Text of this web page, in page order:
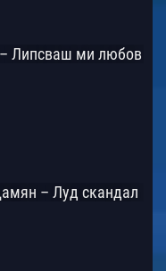
Липсваш ми любов
– Луд скандал